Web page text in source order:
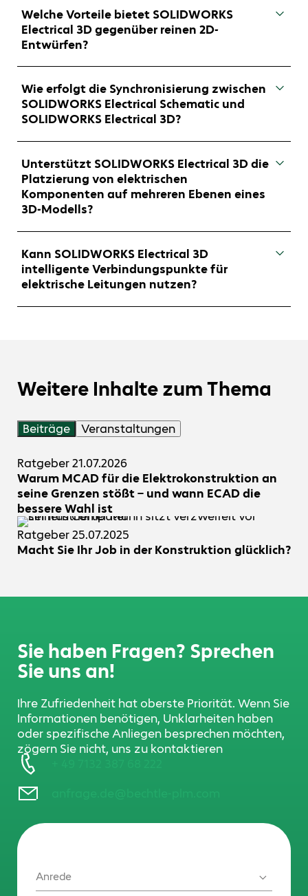
die Funktionen zum Entwurf von elektrischen
Schaltplänen vonSOLIDWORKS Electrical
Schematic Professional mit den 3D-
Funktionen von
einer Lizenz.
Welche Vorteile bietet SOLIDWORKS
Electrical 3D gegenüber reinen 2D-
Entwürfen?
SOLIDWORKS Electrical 3D ermöglicht die
Integration elektrischer Komponenten in das
3D Model. Konstruierende profitieren von einer
ganzheitlichen Darstellung, einer
fehlerreduzierenden Kollisionsprüfung und den
Möglichkeiten einer optimierten Platzierung.
Wie erfolgt die Synchronisierung zwischen
SOLIDWORKS Electrical Schematic und
SOLIDWORKS Electrical 3D?
Die Synchronisierung erfolgt automatisch, das
bedeutet: Änderungen aus SOLIDWORKS
Electrical Schematic sind direkt in SOLIDWORKS
Electrical 3D sichtbar, so dass immer mit dem
aktuellen Datenbestand gearbeitet wird.
Unterstützt SOLIDWORKS Electrical 3D die
Platzierung von elektrischen
Komponenten auf mehreren Ebenen eines
3D-Modells?
Ja, elektrische Bauteile können mit
SOLIDWORKS Electrical 3D auf verschiedenen
Ebenen im virtuellen 3D-Raum platziert
werden.
Kann SOLIDWORKS Electrical 3D
intelligente Verbindungspunkte für
elektrische Leitungen nutzen?
Ja, mit SOLIDWORKS Electrical 3D können
Weitere Inhalte zum Thema
Beiträge Veranstaltungen
Ratgeber21.07.2026
Warum MCAD für die Elektrokonstruktion an
seine Grenzen stößt – und wann ECAD die
bessere Wahl ist
Ratgeber25.07.2025
Macht Sie Ihr Job in der Konstruktion glücklich?
Sie haben Fragen? Sprechen
Sie uns an!
Ihre Zufriedenheit hat oberste Priorität. Wenn Sie
Informationen benötigen, Unklarheiten haben
oder spezifische Anliegen besprechen möchten,
zögern Sie nicht, uns zu kontaktieren
Anrede